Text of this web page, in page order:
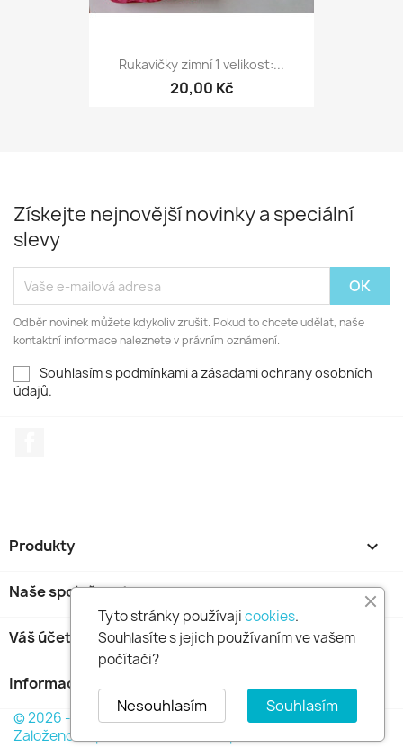
Rukavičky zimní 1 velikost:...
20,00 Kč
Získejte nejnovější novinky a speciální
slevy
Odběr novinek můžete kdykoliv zrušit. Pokud to chcete udělat, naše
kontaktní informace naleznete v právním oznámení.
Souhlasím s podmínkami a zásadami ochrany osobních
údajů.
Produkty 
Naše společnost 
Váš účet
Informace o obchodu
© 2026 - GOLDFINCH s.r.o. Všechna práva vyhrazena.
Založeno na platformě PrestaShop™
Tyto stránky používajicookies.
Souhlasíte s jejich používaním ve vašem
počítači?
Souhlasím
Nesouhlasím